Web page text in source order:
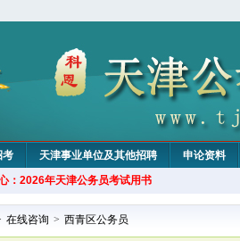
考 天津事业单位及其他招聘 申论资料
：2026年天津公务员考试用书
在线咨询 > 西青区公务员